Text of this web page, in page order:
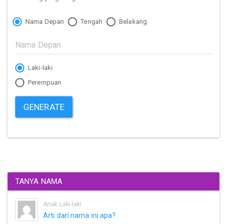
Nama Depan Tengah Belakang
Laki-laki
Perempuan
GENERATE
TANYA NAMA
Anak Laki-laki
Arti dari nama ini apa?